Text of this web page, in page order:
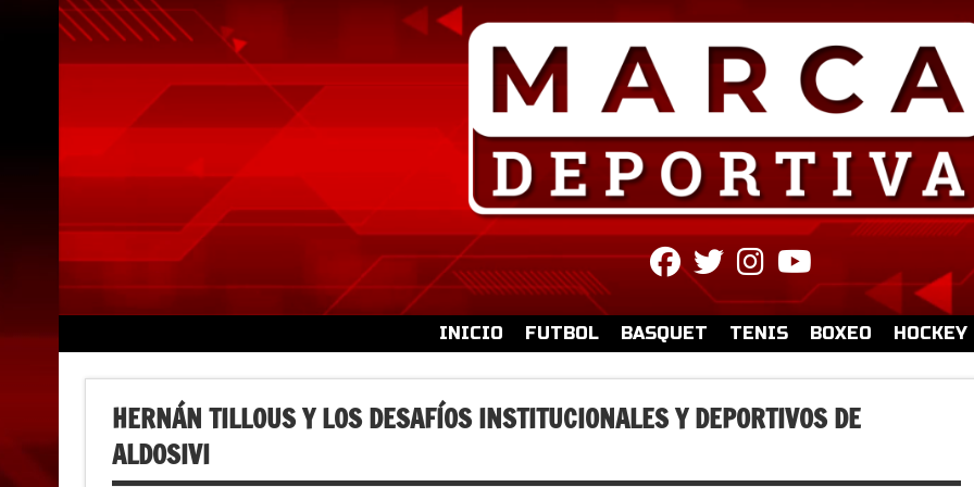
fab
fa-
facebook
fab
fa-
twitter
fab
fa-
instagram
fa-
youtube
INICIO FUTBOL BASQUET TENIS BOXEO HOCKEY
HERNÁN TILLOUS Y LOS DESAFÍOS INSTITUCIONALES Y DEPORTIVOS DE
ALDOSIVI